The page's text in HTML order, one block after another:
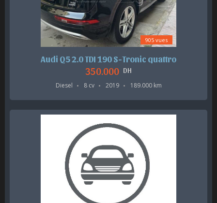
905 vues
Audi Q5 2.0 TDI 190 S-Tronic quattro
350.000 DH
Diesel 8 cv 2019 189.000 km